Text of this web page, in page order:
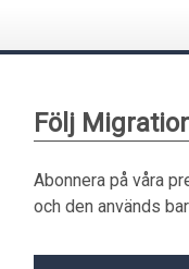
Följ
Abonnera på våra
och den används